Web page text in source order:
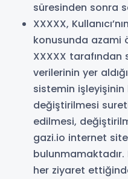
süresinden sonra
XXXXX,
konusunda azami
XXXXX tarafından
verilerinin yer
sistemin işleyişinin
değiştirilmesi
edilmesi,
gazi.io internet
bulunmamaktadır.
her ziyaret